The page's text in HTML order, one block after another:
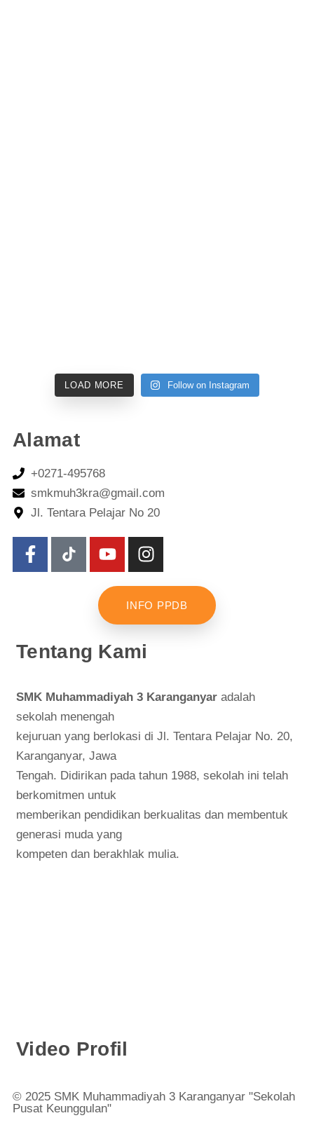
LOAD MORE Follow on Instagram
Alamat
+0271-495768
smkmuh3kra@gmail.com
Jl. Tentara Pelajar No 20
INFO PPDB
Tentang Kami
SMK Muhammadiyah 3 Karanganyar adalah
sekolah menengah
kejuruan yang berlokasi di Jl. Tentara Pelajar No. 20,
Karanganyar, Jawa
Tengah. Didirikan pada tahun 1988, sekolah ini telah
berkomitmen untuk
memberikan pendidikan berkualitas dan membentuk
generasi muda yang
kompeten dan berakhlak mulia.
Video Profil
© 2025 SMK Muhammadiyah 3 Karanganyar "Sekolah
Pusat Keunggulan"